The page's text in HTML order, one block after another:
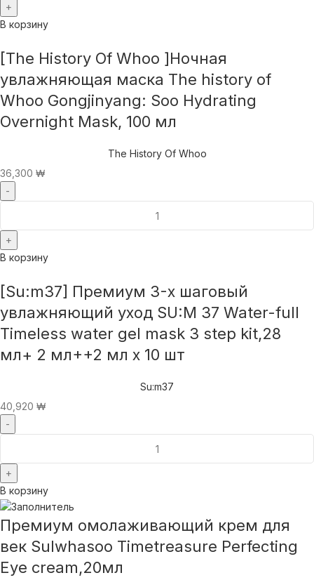
В корзину
[The History Of Whoo ]Ночная
увлажняющая маска The history of
Whoo Gongjinyang: Soo Hydrating
Overnight Mask, 100 мл
The History Of Whoo
36,300 ₩
В корзину
[Su:m37] Премиум 3-х шаговый
увлажняющий уход SU:M 37 Water-full
Timeless water gel mask 3 step kit,28
мл+ 2 мл++2 мл x 10 шт
Su:m37
40,920 ₩
В корзину
Премиум омолаживающий крем для
век Sulwhasoo Timetreasure Perfecting
Eye cream,20мл